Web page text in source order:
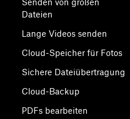
Senden von großen
Dateien
Lange Videos senden
Cloud-Speicher für Fotos
Sichere Dateiübertragung
Cloud-Backup
PDFs bearbeiten